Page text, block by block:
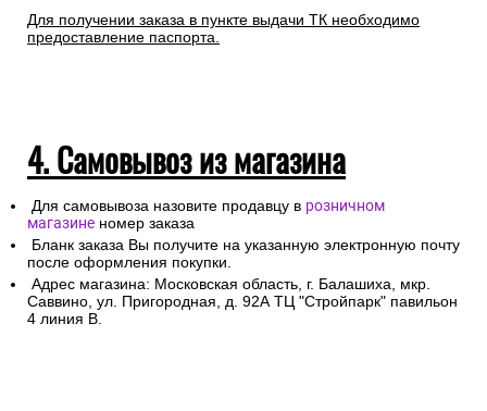
Для получении заказа в пункте выдачи ТК необходимо
предоставление паспорта.
4. Самовывоз из магазина
Для самовывоза назовите продавцу в розничном
магазине номер заказа
Бланк заказа Вы получите на указанную электронную почту
после оформления покупки.
Адрес магазина: Московская область, г. Балашиха, мкр.
Саввино, ул. Пригородная, д. 92А ТЦ "Стройпарк" павильон
4 линия В.